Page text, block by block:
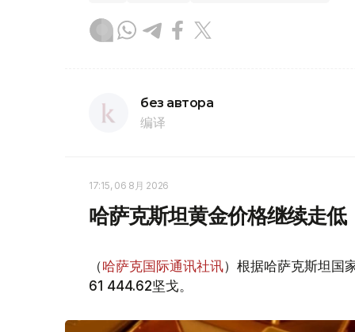
без автора
编译
17:15, 06 8月 2026
哈萨克斯坦黄金价格继续走低
（哈萨克国际通讯社讯）根据哈萨克斯坦国
61 444.62坚戈。